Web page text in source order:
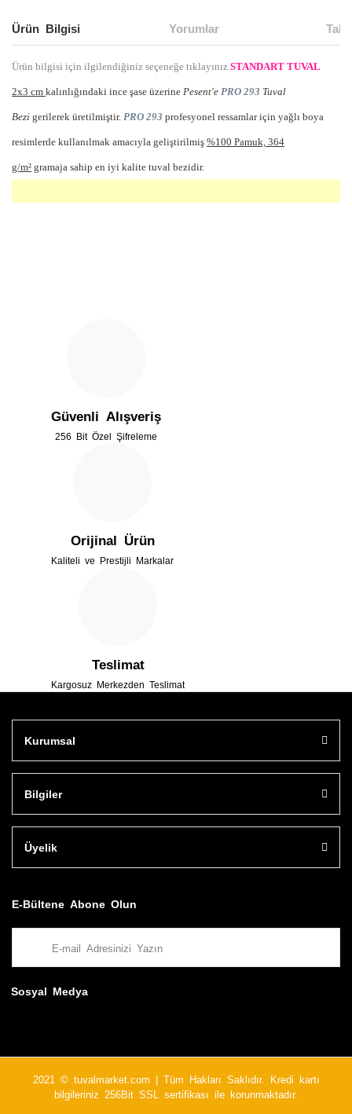
Ürün Bilgisi Yorumlar
Ürün bilgisi için ilgilendiğiniz seçeneğe tıklayınız.STANDART TUVAL
2x3 cm kalınlığındaki ince şase üzerine Pesent'e PRO 293 Tuval
Bezi gerilerek üretilmiştir. PRO 293 profesyonel ressamlar için yağlı boya
resimlerde kullanılmak amacıyla geliştirilmiş %100 Pamuk, 364
g/m² gramaja sahip en iyi kalite tuval bezidir.
Ürün bilgilerinde hatalar bulunuyor.
Ürün fiyatı diğer sitelerden daha pahalı.
Güvenli Alışveriş
256 Bit Özel Şifreleme
Orijinal Ürün
Kaliteli ve Prestijli Markalar
Teslimat
Kargosuz Merkezden Teslimat
Kurumsal
Bilgiler
Üyelik
E-Bültene Abone Olun
Sosyal Medya
2021 © tuvalmarket.com | Tüm Hakları Saklıdır. Kredi kartı
bilgileriniz 256Bit SSL sertifikası ile korunmaktadır.